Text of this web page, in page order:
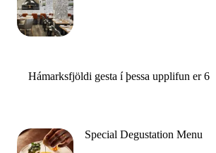
Hámarksfjöldi gesta í þessa upplifun er 6
Special Degustation Menu